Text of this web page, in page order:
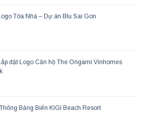
Tòa Nhà – Dự án Blu Sai Gon
đặt Logo Căn hộ The Origami Vinhomes
Bảng Biển KIGI Beach Resort